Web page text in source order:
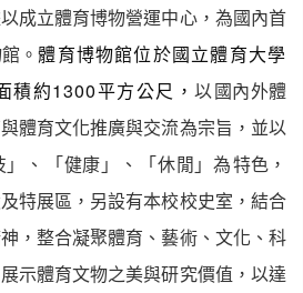
成立體育博物營運中心，為國內首
。體育博物館位於國立體育大學
積約1300平方公尺， 以 國內外體
體育文化推廣與交流為宗旨，並以
」、「健康 」、「休閒 」為特色，
特展區 ，另設有本校校史室，結合
，整合凝聚體育、藝術、文化、科
展示體育文物之美與研究價值，以達